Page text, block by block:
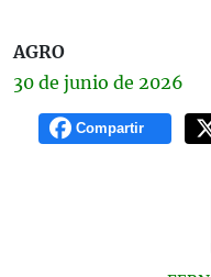
AGRO
30 de junio de 2026
Compartir